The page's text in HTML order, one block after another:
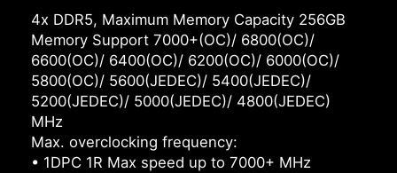
4x DDR5, Maximum Memory Capacity 256GB
Memory Support 7000+(OC)/ 6800(OC)/
6600(OC)/ 6400(OC)/ 6200(OC)/ 6000(OC)/
5800(OC)/ 5600(JEDEC)/ 5400(JEDEC)/
5200(JEDEC)/ 5000(JEDEC)/ 4800(JEDEC)
MHz
Max. overclocking frequency:
• 1DPC 1R Max speed up to 7000+ MHz